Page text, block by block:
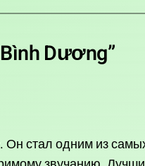
Dương”
стал одним из